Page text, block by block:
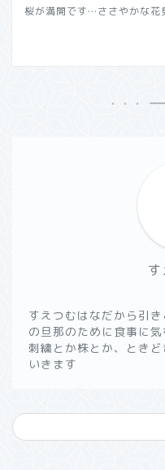
桜が満開です…ささやかな花
すえつむはなだから引
の旦那のために食事に
刺繍とか株とか、とき
いきます